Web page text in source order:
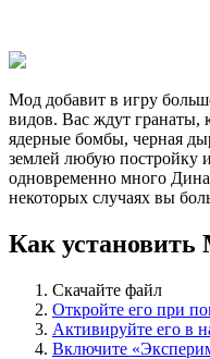
Мод добавит в игру
видов. Вас ждут гранаты,
ядерные бомбы, черная
землей любую постройку
одновременно много
некоторых случаях вы
Как установить
Скачайте файл
Откройте его при
Активируйте его в
Включите